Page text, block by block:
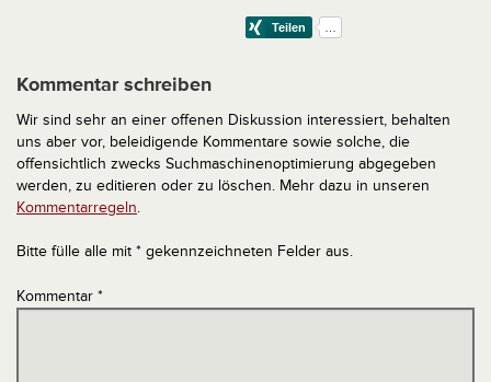
Kommentar schreiben
Wir sind sehr an einer offenen Diskussion interessiert, behalten
uns aber vor, beleidigende Kommentare sowie solche, die
offensichtlich zwecks Suchmaschinenoptimierung abgegeben
werden, zu editieren oder zu löschen. Mehr dazu in unseren
Kommentarregeln.
Bitte fülle alle mit * gekennzeichneten Felder aus.
Kommentar *